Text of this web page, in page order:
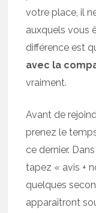
votre place, il
auxquels vous
différence est
avec la
vraiment.
Avant de
prenez le
ce dernier.
tapez « avis +
quelques
apparaîtront